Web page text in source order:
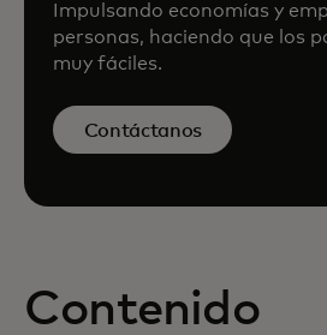
Impulsando economías y
personas, haciendo que los
muy fáciles.
Contáctanos
Contenido